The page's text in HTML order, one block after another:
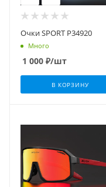
Очки SPORT P34920
Много
1 000 ₽/шт
В КОРЗИНУ